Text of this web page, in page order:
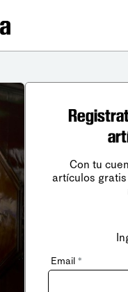
Con tu
artículos
Email *